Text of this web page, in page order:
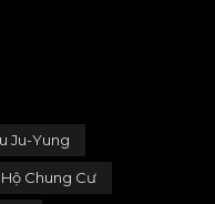
Ju-Yung
Chung Cư